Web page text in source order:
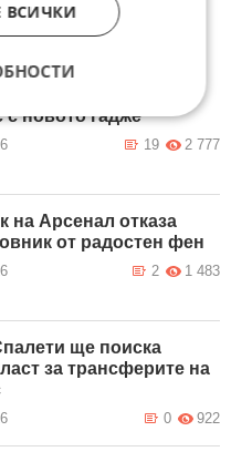
с новото гадже
2 777
19
на Арсенал отказа
от радостен фен
1 483
2
ще поиска
за трансферите на
922
0
ВСИЧКИ